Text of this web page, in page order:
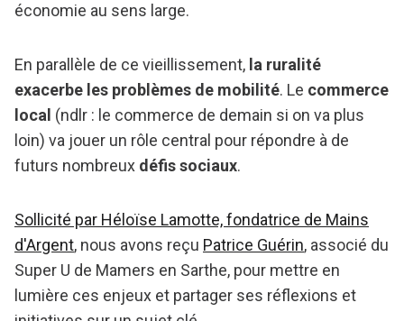
économie au sens large.
En parallèle de ce vieillissement, la ruralité
exacerbe les problèmes de mobilité. Le commerce
local (ndlr : le commerce de demain si on va plus
loin) va jouer un rôle central pour répondre à de
futurs nombreux défis sociaux.
Sollicité par Héloïse Lamotte, fondatrice de Mains
d'Argent, nous avons reçu Patrice Guérin, associé du
Super U de Mamers en Sarthe, pour mettre en
lumière ces enjeux et partager ses réflexions et